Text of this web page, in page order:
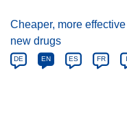
Cheaper, more
new drugs
DE EN ES FR